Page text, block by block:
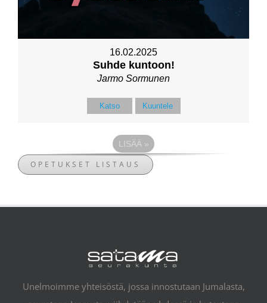
16.02.2025
Suhde kuntoon!
Jarmo Sormunen
Katso Kuuntele
LISÄÄ »
OPETUKSET LISTAUS
Unelmoimme yhteisöstä, jossa innostutaan Jumalasta,